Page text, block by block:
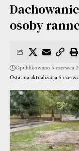
osoby
Ostatnia aktualizacja 5
Opublikowano 5 czerwca